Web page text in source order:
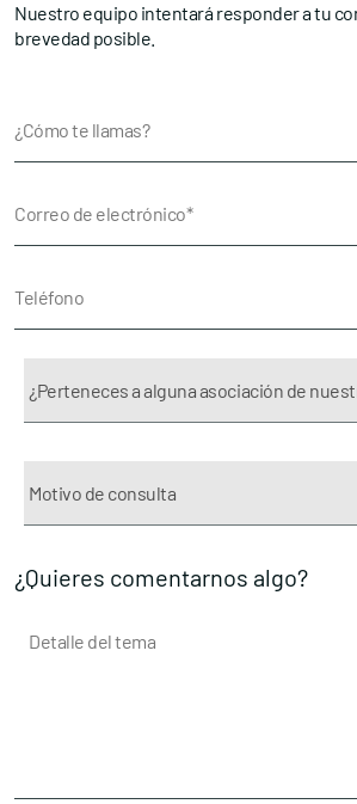
Nuestro equipo intentará responder a tu
brevedad posible.
¿Quieres comentarnos algo?